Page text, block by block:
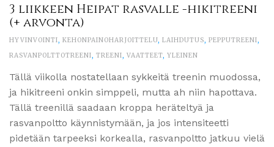
3 liikkeen Heipat rasvalle -hikitreeni
(+ arvonta)
HYVINVOINTI, KEHONPAINOHARJOITTELU, LAIHDUTUS, PEPPUTREENI,
RASVANPOLTTOTREENI, TREENI, VAATTEET, YLEINEN
Tällä viikolla nostatellaan sykkeitä treenin muodossa,
ja hikitreeni onkin simppeli, mutta ah niin hapottava.
Tällä treenillä saadaan kroppa heräteltyä ja
rasvanpoltto käynnistymään, ja jos intensiteetti
pidetään tarpeeksi korkealla, rasvanpoltto jatkuu vielä